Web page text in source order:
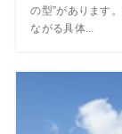
の型”があります
ながる具体...